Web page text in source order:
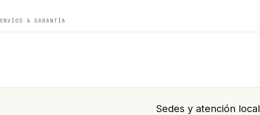
ENVÍOS & GARANTÍA
Sedes y atención local